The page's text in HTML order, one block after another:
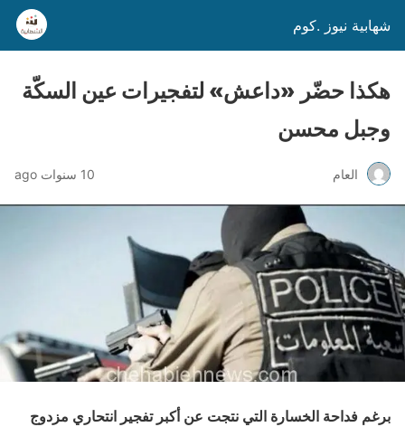
شهابية نيوز .كوم
هكذا حضّر «داعش» لتفجيرات عين السكّة
وجبل محسن
العام 10 سنوات ago
برغم فداحة الخسارة التي نتجت عن أكبر تفجير انتحاري مزدوج